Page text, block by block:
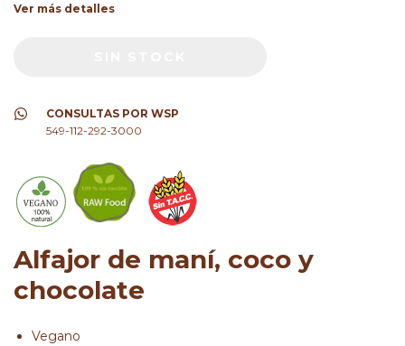
Ver más detalles
CONSULTAS POR WSP
549-112-292-3000
Alfajor de maní, coco y
chocolate
Vegano